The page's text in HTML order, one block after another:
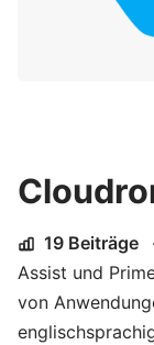
19 Beiträge
Assist und
von